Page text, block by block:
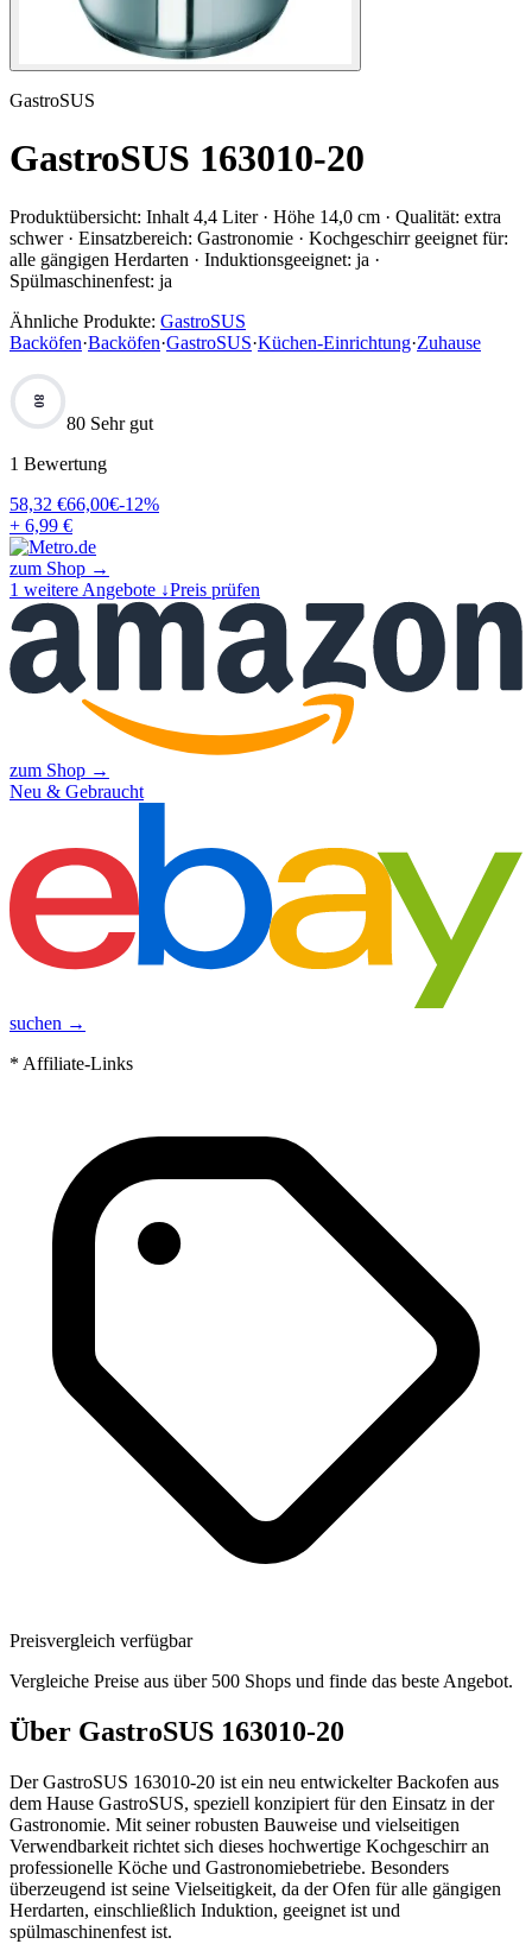
GastroSUS
GastroSUS 163010-20
Produktübersicht: Inhalt 4,4 Liter · Höhe 14,0 cm · Qualität: extra
schwer · Einsatzbereich: Gastronomie · Kochgeschirr geeignet für:
alle gängigen Herdarten · Induktionsgeeignet: ja ·
Spülmaschinenfest: ja
Ähnliche Produkte: GastroSUS
Backöfen·Backöfen·GastroSUS·Küchen-Einrichtung·Zuhause
80
80 Sehr gut
1 Bewertung
58,32 €66,00€-12%
+ 6,99 €
zum Shop →
1 weitere Angebote ↓Preis prüfen
zum Shop →
Neu & Gebraucht
suchen →
* Affiliate-Links
Preisvergleich verfügbar
Vergleiche Preise aus über 500 Shops und finde das beste Angebot.
Über GastroSUS 163010-20
Der GastroSUS 163010-20 ist ein neu entwickelter Backofen aus
dem Hause GastroSUS, speziell konzipiert für den Einsatz in der
Gastronomie. Mit seiner robusten Bauweise und vielseitigen
Verwendbarkeit richtet sich dieses hochwertige Kochgeschirr an
professionelle Köche und Gastronomiebetriebe. Besonders
überzeugend ist seine Vielseitigkeit, da der Ofen für alle gängigen
Herdarten, einschließlich Induktion, geeignet ist und
spülmaschinenfest ist.